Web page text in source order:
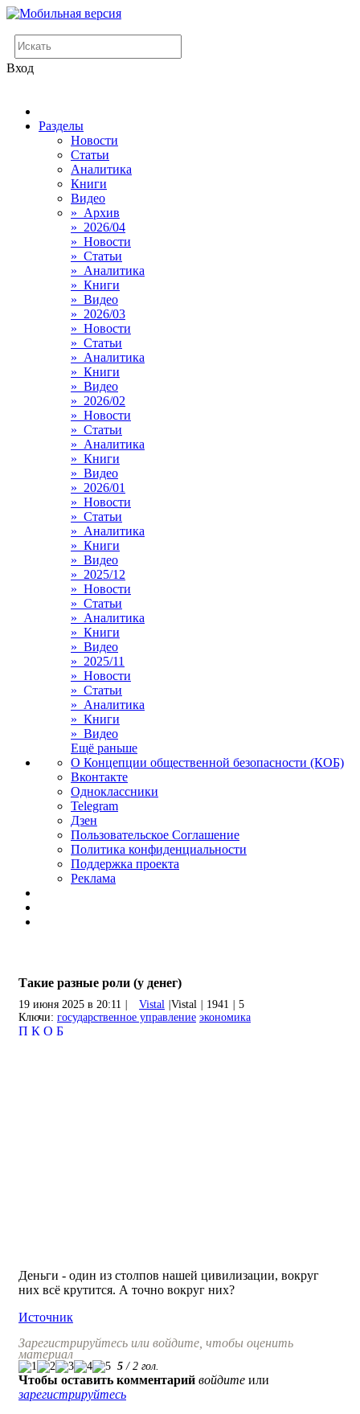
Вход
Разделы
Новости
Статьи
Аналитика
Книги
Видео
» Архив
» 2026/04
» Новости
» Статьи
» Аналитика
» Книги
» Видео
» 2026/03
» Новости
» Статьи
» Аналитика
» Книги
» Видео
» 2026/02
» Новости
» Статьи
» Аналитика
» Книги
» Видео
» 2026/01
» Новости
» Статьи
» Аналитика
» Книги
» Видео
» 2025/12
» Новости
» Статьи
» Аналитика
» Книги
» Видео
» 2025/11
» Новости
» Статьи
» Аналитика
» Книги
» Видео
Ещё раньше
О Концепции общественной безопасности (КОБ)
Вконтакте
Одноклассники
Telegram
Дзен
Пользовательское Соглашение
Политика конфиденциальности
Поддержка проекта
Реклама
Такие разные роли (у денег)
19 июня 2025 в 20:11 Vistal Vistal 1941
5
Ключи: государственное управление экономика
П К О Б
Деньги - один из столпов нашей цивилизации, вокруг
них всё крутится. А точно вокруг них?
Источник
Зарегистрируйтесь или войдите, чтобы оценить
материал
5 / 2 гол.
Чтобы оставить комментарий войдите или
зарегистрируйтесь